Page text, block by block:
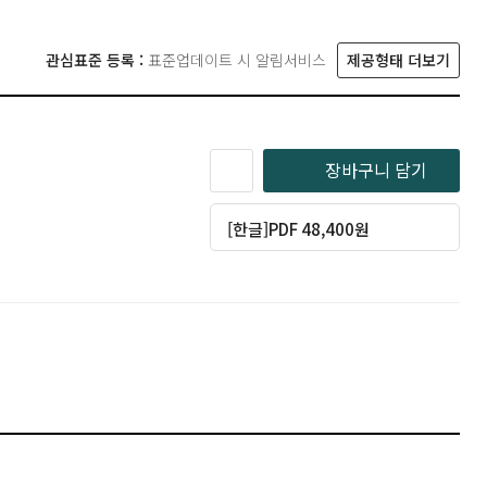
관심표준 등록 : 표준업데이트 시 알림서비스 제공형태 더보기
장바구니 담기
[한글]PDF 48,400원